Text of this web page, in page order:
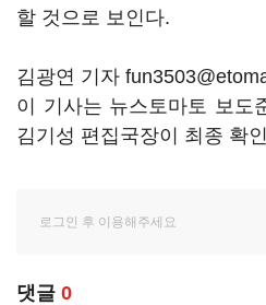
할 것으로 보인다.
김광연 기자
이 기사는 뉴스토마토 보도
김기성 편집국장이 최종 확
댓글 0